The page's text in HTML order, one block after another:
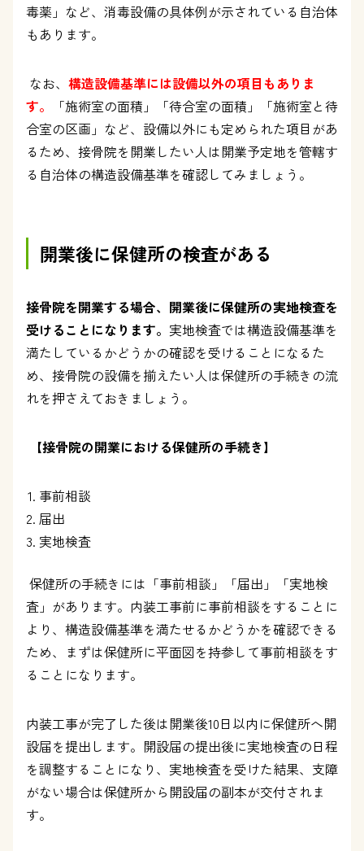
毒薬」など、消毒設備の具体例が示されている自治体
もあります。
なお、 構造設備基準には設備以外の項目もありま
す。
「施術室の面積」「待合室の面積」「施術室と待
合室の区画」など、設備以外にも定められた項目があ
るため、接骨院を開業したい人は開業予定地を管轄す
る自治体の構造設備基準を確認してみましょう。
開業後に保健所の検査がある
接骨院を開業する場合、開業後に保健所の実地検査を
受けることになります。 実地検査では構造設備基準を
満たしているかどうかの確認を受けることになるた
め、接骨院の設備を揃えたい人は保健所の手続きの流
れを押さえておきましょう。
【接骨院の開業における保健所の手続き】
事前相談
届出
実地検査
保健所の手続きには「事前相談」「届出」「実地検
査」があります。内装工事前に事前相談をすることに
より、構造設備基準を満たせるかどうかを確認できる
ため、まずは保健所に平面図を持参して事前相談をす
ることになります。
内装工事が完了した後は開業後10日以内に保健所へ開
設届を提出します。開設届の提出後に実地検査の日程
を調整することになり、実地検査を受けた結果、支障
がない場合は保健所から開設届の副本が交付されま
す。